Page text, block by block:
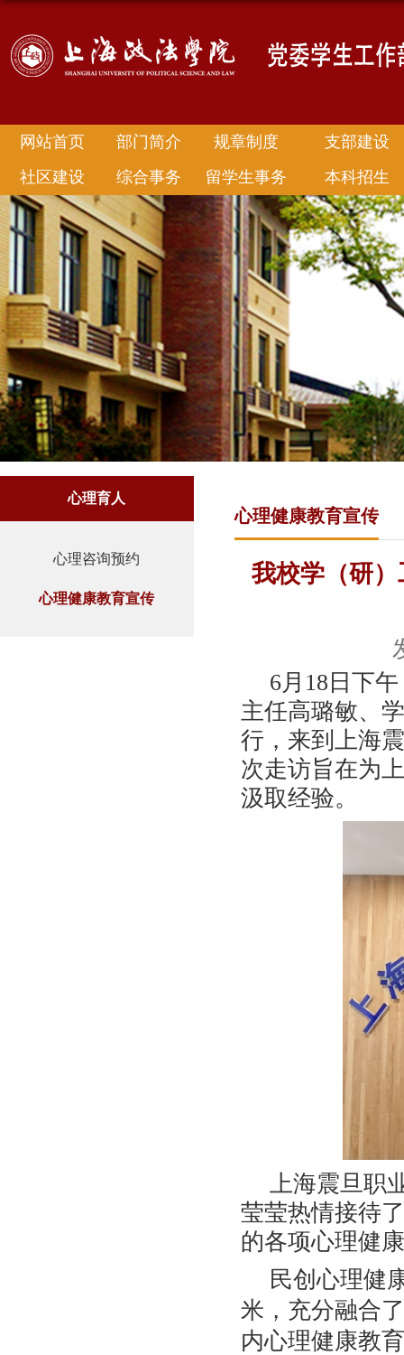
网站首页 部门简介 规章制度
支部建设
社区建设
综合事务 留学生事务 本科招生
心理育人
心理咨询预约
心理健康教育宣传
心理健康教育宣传
我校学（研
6月18日下
主任高璐敏、
行， 来到 上海
次走访旨在为
汲取经验。
上海震旦职
莹莹热情接待
的各项心理健
民创心理健
米，充分融合
内心理健康教